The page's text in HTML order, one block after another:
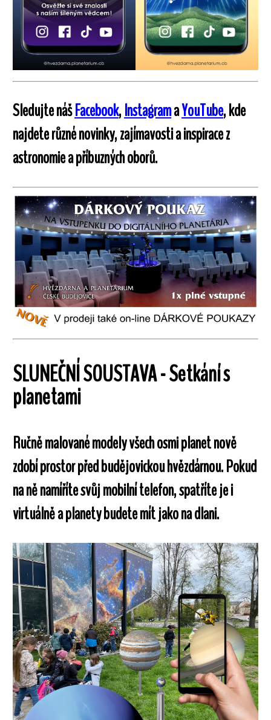
Sledujte nášFacebook,InstagramaYouTube, kde
najdete různé novinky, zajímavosti a inspirace z
astronomie a příbuzných oborů.
SLUNEČNÍ SOUSTAVA - Setkání s
planetami
Ručně malované modely všech osmi planet nově
zdobí prostor před budějovickou hvězdárnou. Pokud
na ně namíříte svůj mobilní telefon, spatříte je i
virtuálně a planety budete mít jako na dlani.